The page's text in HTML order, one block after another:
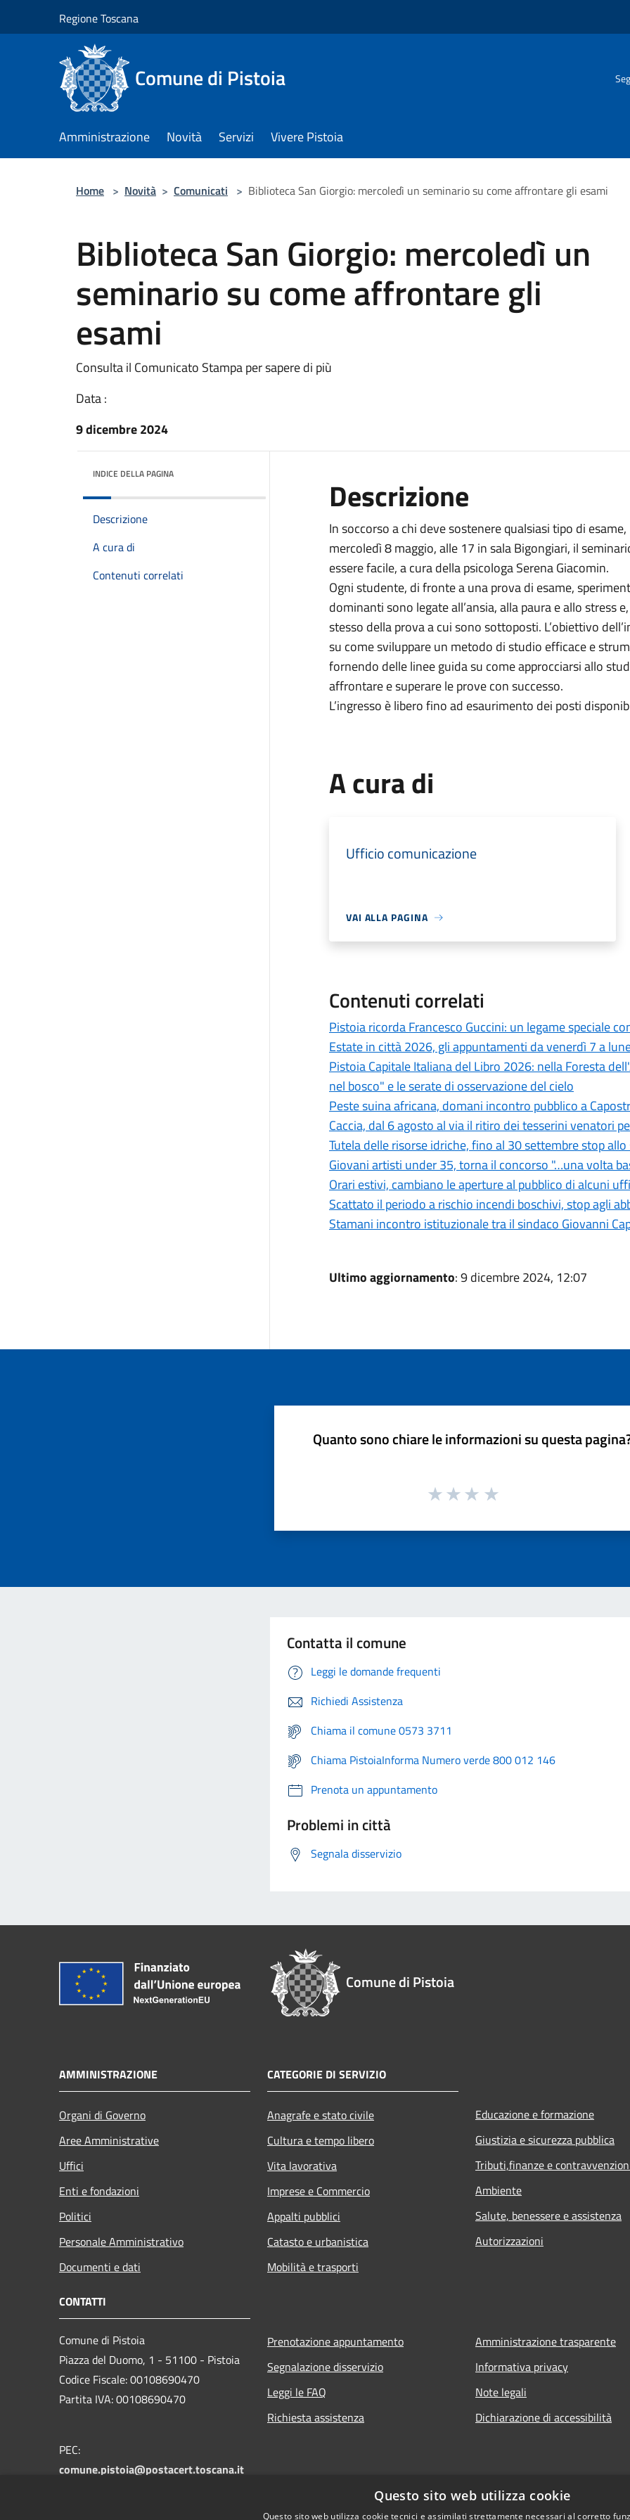
Regione Toscana
Comune di Pistoia
Amministrazione Novità Servizi Vivere Pistoia
Home > Novità > Comunicati > Biblioteca San Giorgio: mercoledì un seminario su come affrontare gli esami
Biblioteca San Giorgio: mercoledì un
seminario su come affrontare gli
esami
Consulta il Comunicato Stampa per sapere di più
Data :
9 dicembre 2024
INDICE DELLA PAGINA
Descrizione
A cura di
Contenuti correlati
Descrizione
In soccorso a chi deve sostenere qualsiasi tipo di
mercoledì 8 maggio, alle 17 in sala Bigongiari, il
essere facile, a cura della psicologa Serena Giacomin.
Ogni studente, di fronte a una prova di esame,
dominanti sono legate all’ansia, alla paura e allo stress
stesso della prova a cui sono sottoposti. L’obiettivo
su come sviluppare un metodo di studio efficace e
fornendo delle linee guida su come approcciarsi allo
affrontare e superare le prove con successo.
L’ingresso è libero fino ad esaurimento dei posti
A cura di
Ufficio comunicazione
VAI ALLA PAGINA
Contenuti correlati
Pistoia ricorda Francesco Guccini: un legame speciale
Estate in città 2026, gli appuntamenti da venerdì 7 a
Pistoia Capitale Italiana del Libro 2026: nella Foresta
nel bosco" e le serate di osservazione del cielo
Peste suina africana, domani incontro pubblico a
Caccia, dal 6 agosto al via il ritiro dei tesserini venatori
Tutela delle risorse idriche, fino al 30 settembre stop
Giovani artisti under 35, torna il concorso "…una volta
Orari estivi, cambiano le aperture al pubblico di alcuni
Scattato il periodo a rischio incendi boschivi, stop agli
Stamani incontro istituzionale tra il sindaco Giovanni
Ultimo aggiornamento: 9 dicembre 2024, 12:07
Quanto sono chiare le informazioni su questa
Contatta il comune
Leggi le domande frequenti
Richiedi Assistenza
Chiama il comune 0573 3711
Chiama PistoiaInforma Numero verde 800 012 146
Prenota un appuntamento
Problemi in città
Segnala disservizio
Comune di Pistoia
AMMINISTRAZIONE
Organi di Governo
Aree Amministrative
Uffici
Enti e fondazioni
Politici
Personale Amministrativo
Documenti e dati
CATEGORIE DI SERVIZIO
Anagrafe e stato civile
Cultura e tempo libero
Vita lavorativa
Imprese e Commercio
Appalti pubblici
Catasto e urbanistica
Mobilità e trasporti
Educazione e formazione
Giustizia e sicurezza pubblica
Tributi,finanze e
Ambiente
Salute, benessere e assistenza
Autorizzazioni
CONTATTI
Comune di Pistoia
Piazza del Duomo, 1 - 51100 - Pistoia
Codice Fiscale: 00108690470
Partita IVA: 00108690470
PEC:
comune.pistoia@postacert.toscana.it
Prenotazione appuntamento
Segnalazione disservizio
Leggi le FAQ
Richiesta assistenza
Amministrazione trasparente
Informativa privacy
Note legali
Dichiarazione di accessibilità
Questo sito web utilizza cookie
Questo sito web utilizza cookie tecnici e assimilati strettamente necessari al corretto